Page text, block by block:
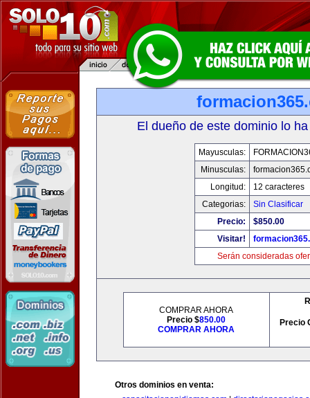
El dueño de este dominio lo
Mayusculas:
Minusculas:
Longitud:
12 caracteres
Categorias:
Sin Clasificar
Precio:
$850.00
Visitar!
Serán consideradas
COMPRAR AHORA
Precio $850.00
COMPRAR AHORA
Precio
Otros dominios en venta: